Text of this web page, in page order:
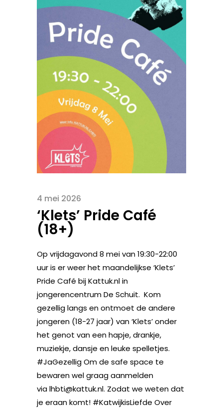
4 mei 2026
‘Klets’ Pride Café
(18+)
Op vrijdagavond 8 mei van 19:30-22:00
uur is er weer het maandelijkse ‘Klets’
Pride Café bij Kattuk.nl in
jongerencentrum De Schuit. Kom
gezellig langs en ontmoet de andere
jongeren (18-27 jaar) van ‘Klets’ onder
het genot van een hapje, drankje,
muziekje, dansje en leuke spelletjes.
#JaGezellig Om de safe space te
bewaren wel graag aanmelden
via lhbti@kattuk.nl. Zodat we weten dat
je eraan komt! #KatwijkisLiefde Over